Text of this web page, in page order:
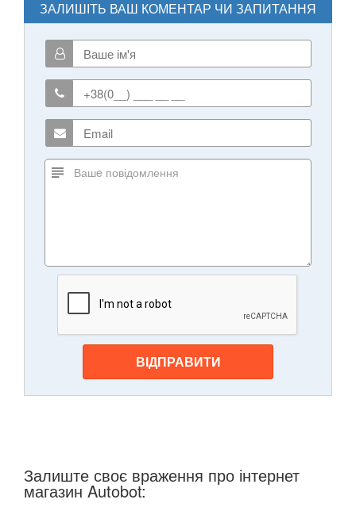
ЗАЛИШІТЬ ВАШ КОМЕНТАР ЧИ ЗАПИТАННЯ
ВІДПРАВИТИ
Залиште своє враження про інтернет
магазин Autobot: